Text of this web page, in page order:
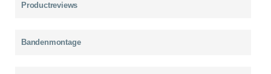
Productreviews
Bandenmontage